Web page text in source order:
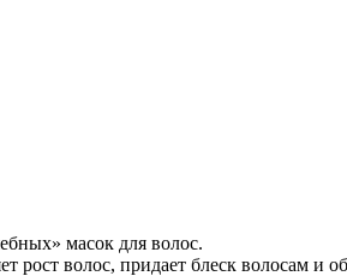
масок для волос.
рост волос, придает блеск волосам и